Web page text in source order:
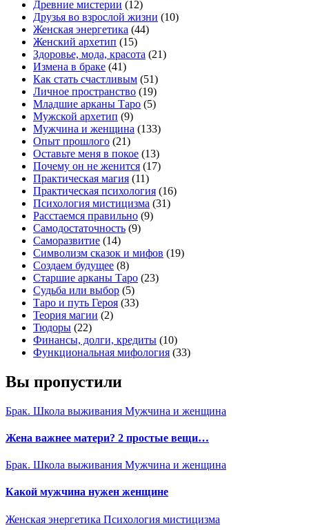
Древние мистерии (12)
Друзья во взрослой жизни (10)
Женская энергетика (44)
Женский архетип (15)
Здоровье, мода, красота (21)
Измена в браке (41)
Как стать счастливым (51)
Личное пространство (19)
Младшие арканы Таро (5)
Мужской архетип (9)
Мужчина и женщина (133)
Опыт прошлого (21)
Оставьте меня в покое (13)
Почему он не женится (17)
Практическая магия (11)
Практическая психология (16)
Психология мистицизма (31)
Расстаемся правильно (9)
Самодостаточность (9)
Саморазвитие (14)
Символизм сказок и мифов (19)
Создаем будущее (8)
Старшие арканы Таро (23)
Судьба или выбор (5)
Таро и путь Героя (33)
Теория магии (2)
Тюдоры (22)
Финансы, долги, кредиты (10)
Функциональная мифология (33)
Вы пропустили
Брак. Школа выживания Мужчина и женщина
Жена важнее матери? 2 простые вещи…
Брак. Школа выживания Мужчина и женщина
Какой мужчина нужен женщине
Женская энергетика Психология мистицизма